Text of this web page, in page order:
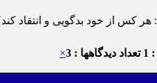
کس خودستایی نماید٬ پس به تحقیق خویش را تباه نموده است.
تعداد دیدگاهها : 3 ×